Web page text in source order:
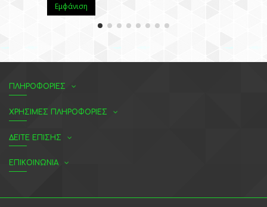
Εμφάνιση
ΠΛΗΡΟΦΟΡΙΕΣ
ΧΡΗΣΙΜΕΣ ΠΛΗΡΟΦΟΡΙΕΣ
ΔΕΙΤΕ ΕΠΙΣΗΣ
ΕΠΙΚΟΙΝΩΝΙΑ